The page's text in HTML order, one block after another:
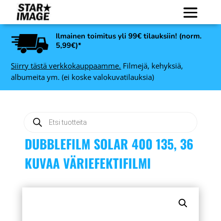
Ilmainen toimitus yli 99€ tilauksiin! (norm.
5,99€)*
Siirry tästä verkkokauppaamme. Filmejä, kehyksiä,
albumeita ym. (ei koske valokuvatilauksia)
search
DUBBLEFILM SOLAR 400 135, 36
KUVAA VÄRIEFEKTIFILMI